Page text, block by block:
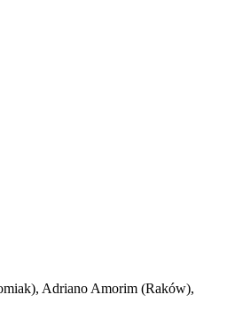
Adriano Amorim (Raków),